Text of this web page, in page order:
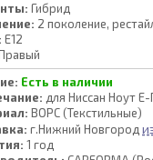
Гибрид
2 поколение,
E12
Есть в наличии
для Ниссан Ноут
ВОРС (Текстильные)
г.Нижний Новгород
1 год